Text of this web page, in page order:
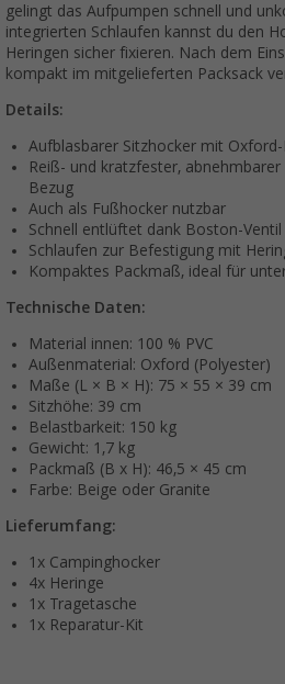
gelingt das Aufpumpen schnell und
integrierten Schlaufen kannst du den
Heringen sicher fixieren. Nach dem
kompakt im mitgelieferten Packsack
Details:
Aufblasbarer Sitzhocker mit
Reiß- und kratzfester,
Bezug
Auch als Fußhocker nutzbar
Schnell entlüftet dank Boston-Ventil
Schlaufen zur Befestigung mit
Kompaktes Packmaß, ideal für
Technische Daten:
Material innen: 100 % PVC
Außenmaterial: Oxford (Polyester)
Maße (L × B × H): 75 × 55 × 39 cm
Sitzhöhe: 39 cm
Belastbarkeit: 150 kg
Gewicht: 1,7 kg
Packmaß (B x H): 46,5 × 45 cm
Farbe: Beige oder Granite
Lieferumfang:
1x Campinghocker
4x Heringe
1x Tragetasche
1x Reparatur-Kit